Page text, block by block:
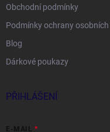
Obchodní podmínky
Podmínky ochrany
Blog
Dárkové poukazy
PŘIHLÁŠENÍ
E-MAIL